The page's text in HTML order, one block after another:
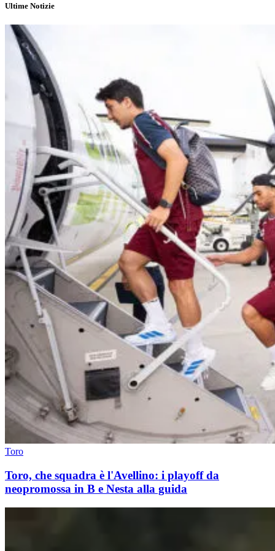
Ultime Notizie
Toro
Toro, che squadra è l'Avellino: i playoff da
neopromossa in B e Nesta alla guida